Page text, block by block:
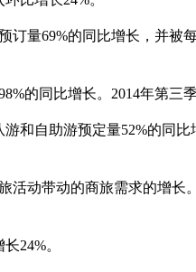
订量69%的同比增长，并被
的同比增长。 2014年第三
游和自助游预定量52%的同比
活动带动的商旅需求的增长。
长24%。